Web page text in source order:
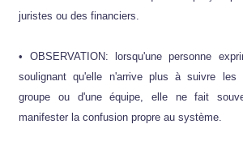
juristes ou des financiers.
• OBSERVATION: lorsqu'une personne
soulignant qu'elle n'arrive plus à suivre
groupe ou d'une équipe, elle ne fait
manifester la confusion propre au système.